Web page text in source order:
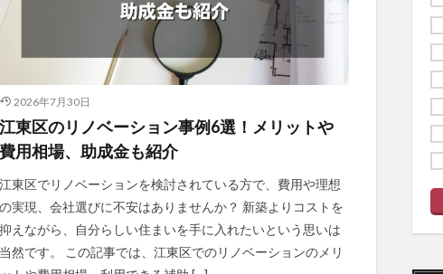
2026年7月30日
江東区のリノベーション事例6選！メリットや
費用相場、助成金も紹介
江東区でリノベーションを検討されている方で、費用や理想
の実現、会社選びに不安はありませんか？ 新築よりコストを
抑えながら、自分らしい住まいを手に入れたいという思いは
当然です。 この記事では、江東区でのリノベーションのメリ